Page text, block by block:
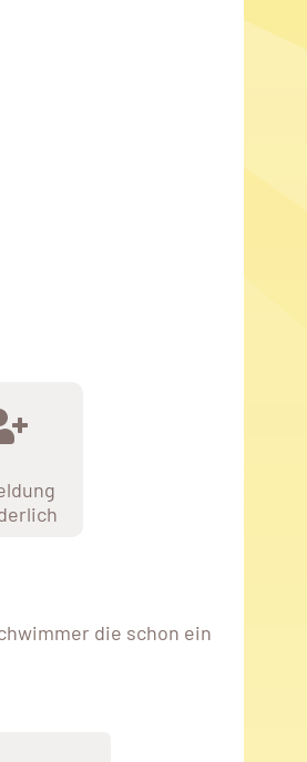
die schon ein